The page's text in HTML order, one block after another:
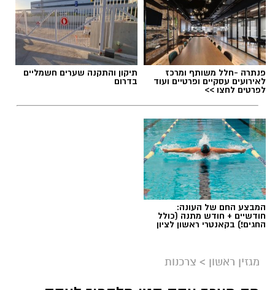
תוכן שיווקי / 09:49 05.08.26
פנתרה -חלל משותף ומרכז
לאירועים עסקיים ופרטיים ועוד
לפרטים לחצו >>
תיקון והתקנה שערים חשמליים
בדרום
המבצע החם של העונה:
חודשיים + חודש מתנה (כולל
החגים!) בקאנטרי ראשון לציון
מגזין ראשון > צרכנות